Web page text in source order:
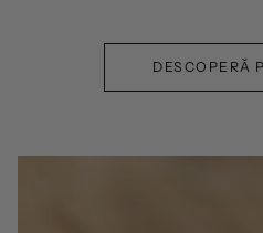
DESCOPERĂ